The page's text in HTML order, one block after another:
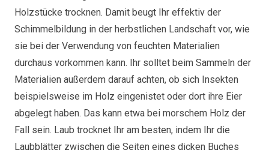
Holzstücke trocknen. Damit beugt Ihr effektiv der
Schimmelbildung in der herbstlichen Landschaft vor, wie
sie bei der Verwendung von feuchten Materialien
durchaus vorkommen kann. Ihr solltet beim Sammeln der
Materialien außerdem darauf achten, ob sich Insekten
beispielsweise im Holz eingenistet oder dort ihre Eier
abgelegt haben. Das kann etwa bei morschem Holz der
Fall sein. Laub trocknet Ihr am besten, indem Ihr die
Laubblätter zwischen die Seiten eines dicken Buches